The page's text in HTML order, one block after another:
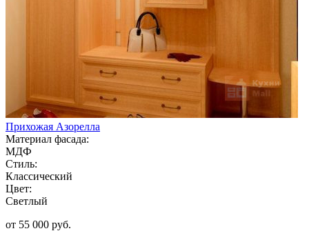
Прихожая Азорелла
Материал фасада:
МДФ
Стиль:
Классический
Цвет:
Светлый
от 55 000 руб.